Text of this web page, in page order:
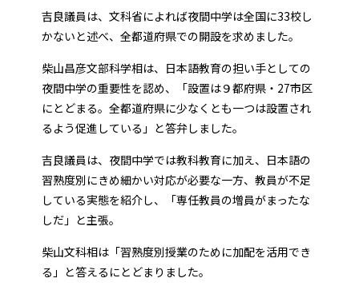
吉良議員は、文科省によれば夜間中学は全国に33校し
かないと述べ、全都道府県での開設を求めました。
柴山昌彦文部科学相は、日本語教育の担い手としての
夜間中学の重要性を認め、「設置は９都府県・27市区
にとどまる。全都道府県に少なくとも一つは設置され
るよう促進している」と答弁しました。
吉良議員は、夜間中学では教科教育に加え、日本語の
習熟度別にきめ細かい対応が必要な一方、教員が不足
している実態を紹介し、「専任教員の増員がまったな
しだ」と主張。
柴山文科相は「習熟度別授業のために加配を活用でき
る」と答えるにとどまりました。